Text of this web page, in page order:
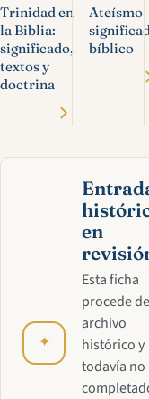
Trinidad en
la Biblia:
significado,
textos y
doctrina
Ateísmo
bíblico
✦
en
Esta ficha
procede
archivo
histórico y
todavía no